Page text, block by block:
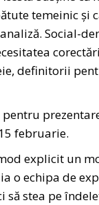
temeinic și
Social-
definitorii
februarie.
explicit un
o echipa de
să stea pe